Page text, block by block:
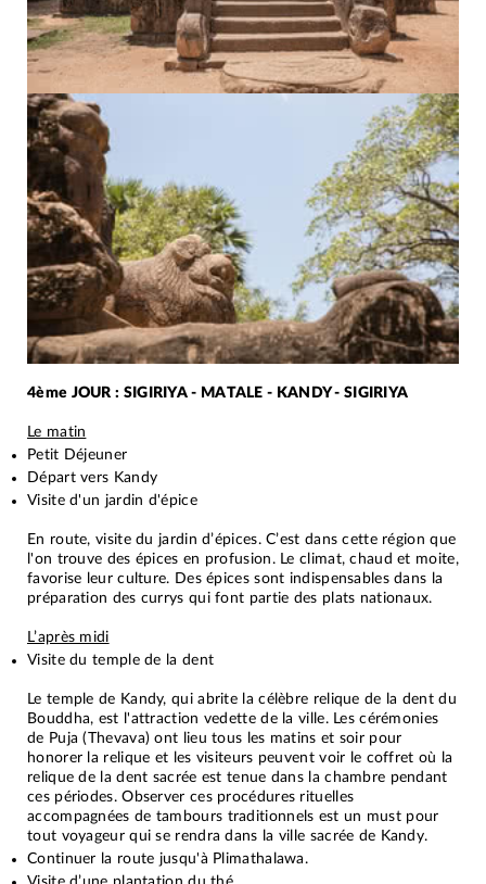
4ème JOUR : SIGIRIYA - MATALE - KANDY - SIGIRIYA
Le matin
Petit Déjeuner
​Départ vers Kandy
Visite d'un jardin d'épice
En route, visite du jardin d’épices. C’est dans cette région que
l'on trouve des épices en profusion. Le climat, chaud et moite,
favorise leur culture. Des épices sont indispensables dans la
préparation des currys qui font partie des plats nationaux.
L’après midi
Visite du temple de la dent
Le temple de Kandy, qui abrite la célèbre relique de la dent du
Bouddha, est l'attraction vedette de la ville. Les cérémonies
de Puja (Thevava) ont lieu tous les matins et soir pour
honorer la relique et les visiteurs peuvent voir le coffret où la
relique de la dent sacrée est tenue dans la chambre pendant
ces périodes. Observer ces procédures rituelles
accompagnées de tambours traditionnels est un must pour
tout voyageur qui se rendra dans la ville sacrée de Kandy.
Continuer la route jusqu'à Plimathalawa.